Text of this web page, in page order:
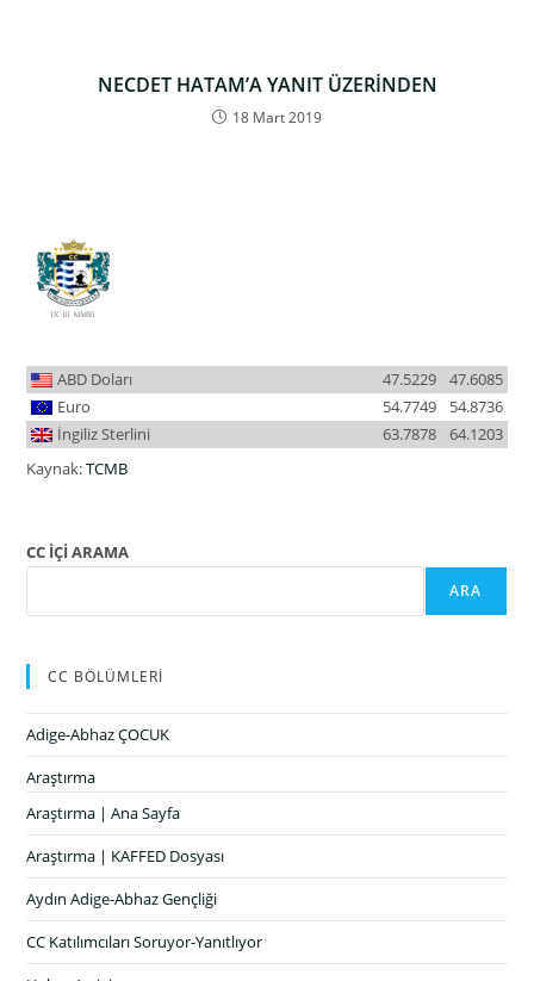
NECDET HATAM’A YANIT ÜZERİNDEN
18 Mart 2019
ABD Doları 47.6085
47.5229
Euro
54.8736
54.7749
İngiliz Sterlini
64.1203
63.7878
Kaynak:TCMB
CC İÇİ ARAMA
ARA
CC BÖLÜMLERİ
Adige-Abhaz ÇOCUK
Araştırma
Araştırma | Ana Sayfa
Araştırma | KAFFED Dosyası
Aydın Adige-Abhaz Gençliği
CC Katılımcıları Soruyor-Yanıtlıyor